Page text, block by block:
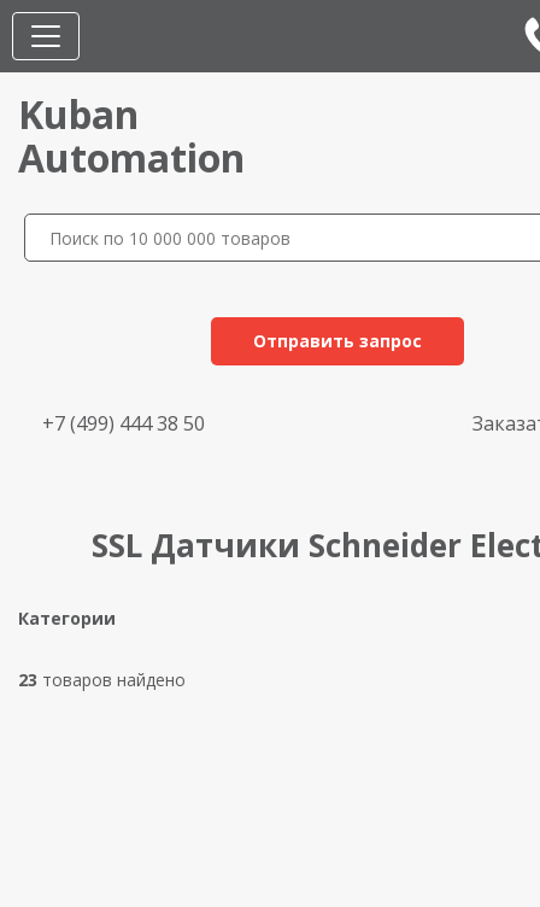
Kuban
Automation
Отправить запрос
+7 (499) 444 38 50
SSL Датчики Schneider
Категории
23 товаров найдено